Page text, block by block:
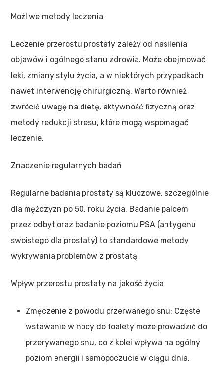
Możliwe metody leczenia
Leczenie przerostu prostaty zależy od nasilenia
objawów i ogólnego stanu zdrowia. Może obejmować
leki, zmiany stylu życia, a w niektórych przypadkach
nawet interwencję chirurgiczną. Warto również
zwrócić uwagę na dietę, aktywność fizyczną oraz
metody redukcji stresu, które mogą wspomagać
leczenie.
Znaczenie regularnych badań
Regularne badania prostaty są kluczowe, szczególnie
dla mężczyzn po 50. roku życia. Badanie palcem
przez odbyt oraz badanie poziomu PSA (antygenu
swoistego dla prostaty) to standardowe metody
wykrywania problemów z prostatą.
Wpływ przerostu prostaty na jakość życia
Zmęczenie z powodu przerwanego snu: Częste
wstawanie w nocy do toalety może prowadzić do
przerywanego snu, co z kolei wpływa na ogólny
poziom energii i samopoczucie w ciągu dnia.